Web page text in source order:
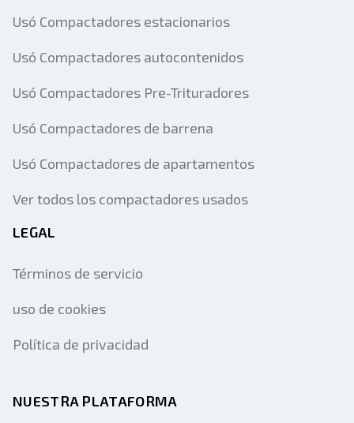
Usó Compactadores estacionarios
Usó Compactadores autocontenidos
Usó Compactadores Pre-Trituradores
Usó Compactadores de barrena
Usó Compactadores de apartamentos
Ver todos los compactadores usados
LEGAL
Términos de servicio
uso de cookies
Política de privacidad
NUESTRA PLATAFORMA